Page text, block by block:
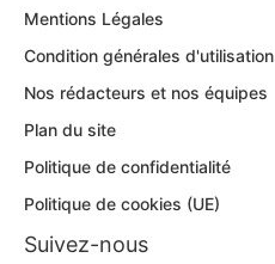
Mentions Légales
Condition générales d'utilisation
Nos rédacteurs et nos équipes
Plan du site
Politique de confidentialité
Politique de cookies (UE)
Suivez-nous